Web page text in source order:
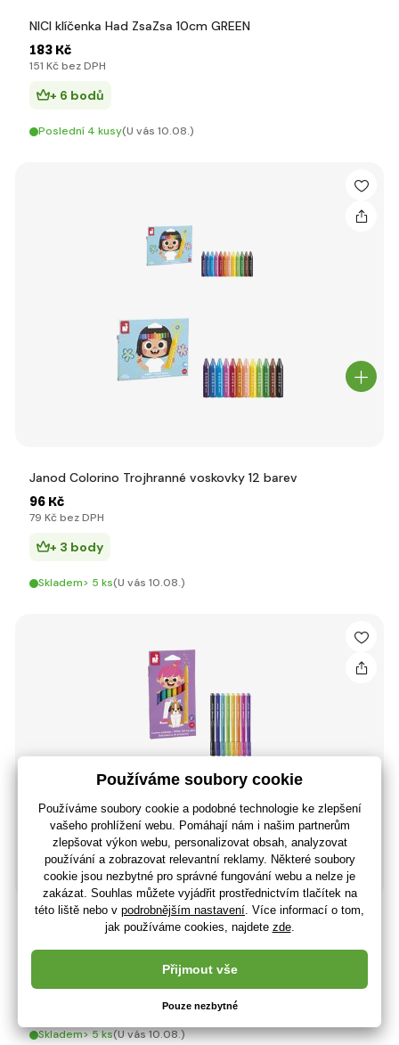
NICI klíčenka Had ZsaZsa 10cm GREEN
183 Kč
151 Kč bez DPH
+ 6 bodů
Poslední 4 kusy(U vás 10.08.)
Janod Colorino Trojhranné voskovky 12 barev
96 Kč
79 Kč bez DPH
+ 3 body
Skladem> 5 ks(U vás 10.08.)
Janod Colorino Dětské fixy s glitry 8 barev
144 Kč
Skladem> 5 ks(U vás 10.08.)